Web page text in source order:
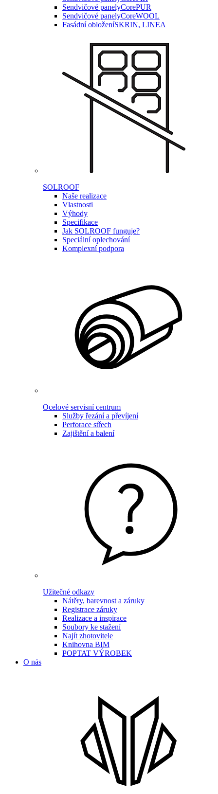
Sendvičové panelyCorePUR
Sendvičové panelyCoreWOOL
Fasádní obloženíSKRIN, LINEA
SOLROOF
Naše realizace
Vlastnosti
Výhody
Specifikace
Jak SOLROOF funguje?
Speciální oplechování
Komplexní podpora
Ocelové servisní centrum
Služby řezání a převíjení
Perforace střech
Zajištění a balení
Užitečné odkazy
Nátěry, barevnost a záruky
Registrace záruky
Realizace a inspirace
Soubory ke stažení
Najít zhotovitele
Knihovna BIM
POPTAT VÝROBEK
O nás